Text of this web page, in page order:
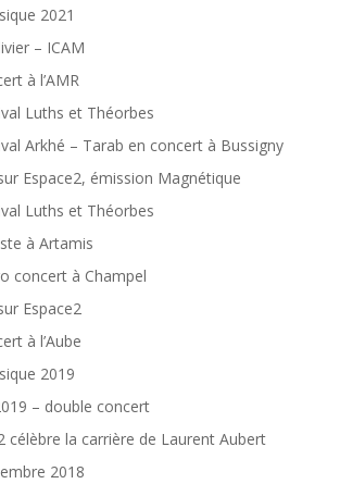
2021
– ICAM
à l’AMR
Luths et Théorbes
Arkhé – Tarab en concert à Bussigny
Espace2, émission Magnétique
Luths et Théorbes
à Artamis
concert à Champel
Espace2
à l’Aube
2019
– double concert
célèbre la carrière de Laurent Aubert
2018